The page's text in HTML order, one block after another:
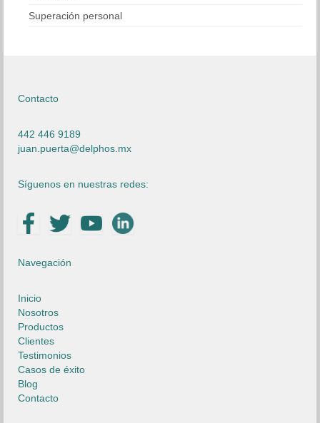
Superación personal
Contacto
442 446 9189
juan.puerta@delphos.mx
Síguenos en nuestras redes:
Navegación
Inicio
Nosotros
Productos
Clientes
Testimonios
Casos de éxito
Blog
Contacto